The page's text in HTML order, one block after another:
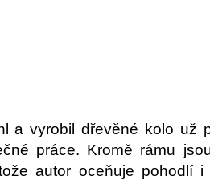
a vyrobil dřevěné kolo už
práce. Kromě rámu
autor oceňuje pohodlí i